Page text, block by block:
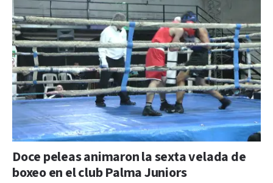
Doce peleas animaron la sexta velada de
boxeo en el club Palma Juniors